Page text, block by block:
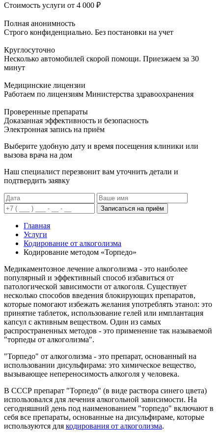
Стоимость услуги от 4 000 ₽
Полная анонимность
Строго конфиденциально. Без постановки на учет
Круглосуточно
Несколько автомобилей скорой помощи. Приезжаем за 30
минут
Медицинские лицензии
Работаем по лицензиям Министерства здравоохранения
Проверенные препараты
Доказанная эффективность и безопасность
Электронная запись на приём
Выберите удобную дату и время посещения клиники или
вызова врача на дом
Наш специалист перезвонит вам уточнить детали и
подтвердить заявку
Записаться на приём
Главная
Услуги
Кодирование от алкоголизма
Кодирование методом «Торпедо»
Медикаментозное лечение алкоголизма - это наиболее
популярный и эффективный способ избавиться от
патологической зависимости от алкоголя. Существует
несколько способов введения блокирующих препаратов,
которые помогают избежать желания употреблять этанол: это
принятие таблеток, использование гелей или имплантация
капсул с активным веществом. Один из самых
распространенных методов - это применение так называемой
"торпеды от алкоголизма".
"Торпедо" от алкоголизма - это препарат, основанный на
использовании дисульфирама: это химическое вещество,
вызывающее непереносимость алкоголя у человека.
В СССР препарат "Торпедо" (в виде раствора синего цвета)
использовался для лечения алкогольной зависимости. На
сегодняшний день под наименованием "торпедо" включают в
себя все препараты, основанные на дисульфираме, которые
используются для кодирования от алкоголизма.